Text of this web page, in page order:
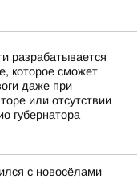
разрабатывается
которое сможет
даже при
или отсутствии
губернатора
с новосёлами